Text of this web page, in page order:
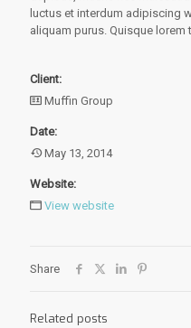
luctus et interdum adipiscing
aliquam purus. Quisque lorem
Client:
Muffin Group
Date:
May 13, 2014
Website:
View website
Share
Related posts